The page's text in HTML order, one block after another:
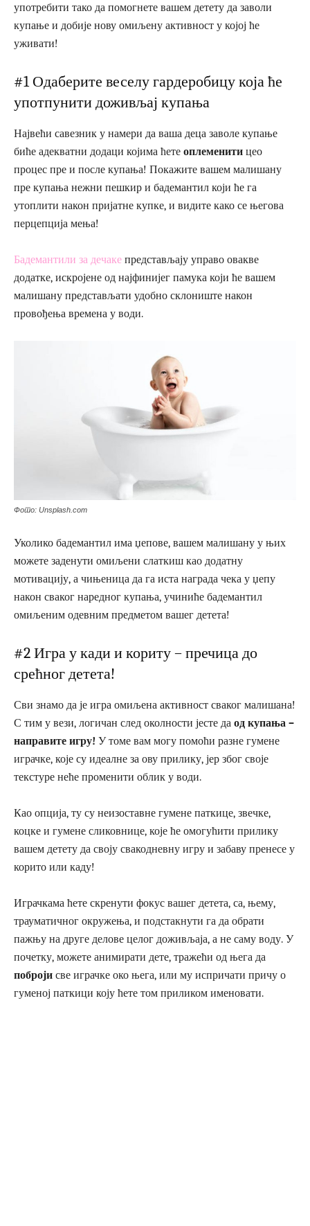
употребити тако да помогнете вашем детету да заволи
купање и добије нову омиљену активност у којој ће
уживати!
#1 Одаберите веселу гардеробицу која ће
употпунити доживљај купања
Највећи савезник у намери да ваша деца заволе купање
биће адекватни додаци којима ћете оплеменити цео
процес пре и после купања! Покажите вашем малишану
пре купања нежни пешкир и бадемантил који ће га
утоплити након пријатне купке, и видите како се његова
перцепција мења!
Бадемантили за дечаке представљају управо овакве
додатке, искројене од најфинијег памука који ће вашем
малишану представљати удобно склониште након
провођења времена у води.
Фото: Unsplash.com
Уколико бадемантил има џепове, вашем малишану у њих
можете заденути омиљени слаткиш као додатну
мотивацију, а чињеница да га иста награда чека у џепу
након сваког наредног купања, учиниће бадемантил
омиљеним одевним предметом вашег детета!
#2 Игра у кади и кориту – пречица до
срећног детета!
Сви знамо да је игра омиљена активност сваког малишана!
С тим у вези, логичан след околности јесте да од купања –
направите игру! У томе вам могу помоћи разне гумене
играчке, које су идеалне за ову прилику, јер због своје
текстуре неће променити облик у води.
Као опција, ту су неизоставне гумене паткице, звечке,
коцке и гумене сликовнице, које ће омогућити прилику
вашем детету да своју свакодневну игру и забаву пренесе у
корито или каду!
Играчкама ћете скренути фокус вашег детета, са, њему,
трауматичног окружења, и подстакнути га да обрати
пажњу на друге делове целог доживљаја, а не саму воду. У
почетку, можете анимирати дете, тражећи од њега да
поброји све играчке око њега, или му испричати причу о
гуменој паткици коју ћете том приликом именовати.